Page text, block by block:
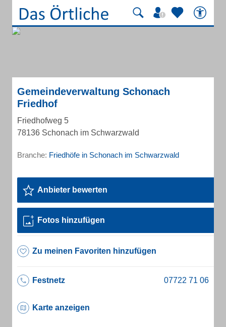
Gemeindeverwaltung Schonach
Friedhof
Friedhofweg 5
78136 Schonach im Schwarzwald
Branche: Friedhöfe in Schonach im Schwarzwald
Anbieter bewerten
Fotos hinzufügen
Zu meinen Favoriten hinzufügen
Festnetz
Karte anzeigen